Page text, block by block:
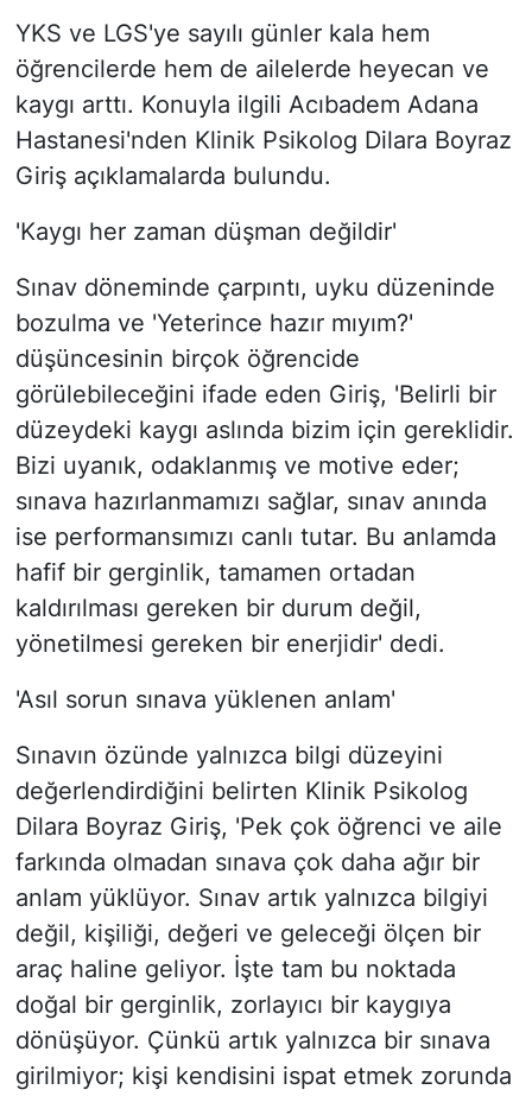
YKS ve LGS'ye sayılı günler kala hem
öğrencilerde hem de ailelerde heyecan ve
kaygı arttı. Konuyla ilgili Acıbadem Adana
Hastanesi'nden Klinik Psikolog Dilara Boyraz
Giriş açıklamalarda bulundu.
'Kaygı her zaman düşman değildir'
Sınav döneminde çarpıntı, uyku düzeninde
bozulma ve 'Yeterince hazır mıyım?'
düşüncesinin birçok öğrencide
görülebileceğini ifade eden Giriş, 'Belirli bir
düzeydeki kaygı aslında bizim için gereklidir.
Bizi uyanık, odaklanmış ve motive eder;
sınava hazırlanmamızı sağlar, sınav anında
ise performansımızı canlı tutar. Bu anlamda
hafif bir gerginlik, tamamen ortadan
kaldırılması gereken bir durum değil,
yönetilmesi gereken bir enerjidir' dedi.
'Asıl sorun sınava yüklenen anlam'
Sınavın özünde yalnızca bilgi düzeyini
değerlendirdiğini belirten Klinik Psikolog
Dilara Boyraz Giriş, 'Pek çok öğrenci ve aile
farkında olmadan sınava çok daha ağır bir
anlam yüklüyor. Sınav artık yalnızca bilgiyi
değil, kişiliği, değeri ve geleceği ölçen bir
araç haline geliyor. İşte tam bu noktada
doğal bir gerginlik, zorlayıcı bir kaygıya
dönüşüyor. Çünkü artık yalnızca bir sınava
girilmiyor; kişi kendisini ispat etmek zorunda